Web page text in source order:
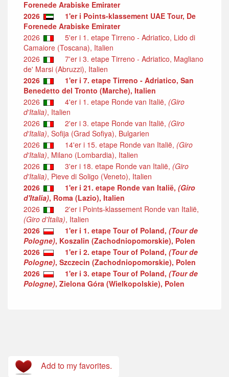
Forenede Arabiske Emirater
2026
1'er i Points-klassement UAE Tour, De
Forenede Arabiske Emirater
2026
5'er i 1. etape Tirreno - Adriatico, Lido di
Camaiore (Toscana), Italien
2026
7'er i 3. etape Tirreno - Adriatico, Magliano
de' Marsi (Abruzzi), Italien
2026
1'er i 7. etape Tirreno - Adriatico, San
Benedetto del Tronto (Marche), Italien
2026
4'er i 1. etape Ronde van Italië, (Giro
d'Italia), Italien
2026
2'er i 3. etape Ronde van Italië, (Giro
d'Italia), Sofija (Grad Sofiya), Bulgarien
2026
14'er i 15. etape Ronde van Italië, (Giro
d'Italia), Milano (Lombardia), Italien
2026
3'er i 18. etape Ronde van Italië, (Giro
d'Italia), Pieve di Soligo (Veneto), Italien
2026
1'er i 21. etape Ronde van Italië, (Giro
d'Italia), Roma (Lazio), Italien
2026
2'er i Points-klassement Ronde van Italië,
(Giro d'Italia), Italien
2026
1'er i 1. etape Tour of Poland, (Tour de
Pologne), Koszalin (Zachodniopomorskie), Polen
2026
1'er i 2. etape Tour of Poland, (Tour de
Pologne), Szczecin (Zachodniopomorskie), Polen
2026
1'er i 3. etape Tour of Poland, (Tour de
Pologne), Zielona Góra (Wielkopolskie), Polen
Add to my favorites.